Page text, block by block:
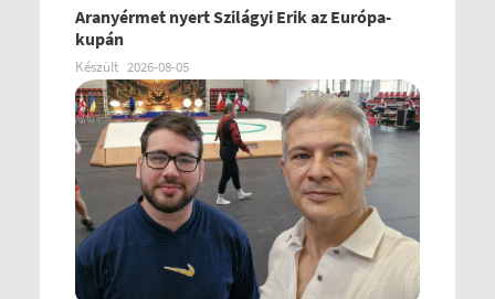
Aranyérmet nyert Szilágyi Erik az Európa-
kupán
Készült 2026-08-05